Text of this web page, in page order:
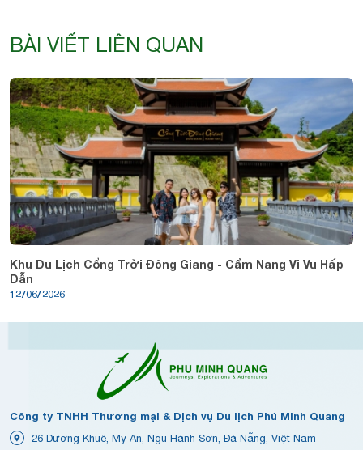
BÀI VIẾT LIÊN QUAN
Khu Du Lịch Cổng Trời Đông Giang - Cẩm Nang Vi Vu Hấp
Dẫn
12/06/2026
Công ty TNHH Thương mại & Dịch vụ Du lịch Phú Minh Quang
26 Dương Khuê, Mỹ An, Ngũ Hành Sơn, Đà Nẵng, Việt Nam